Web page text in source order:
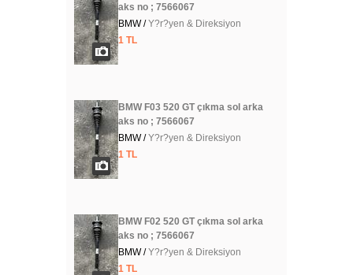
aks no ; 7566067
BMW /Y?r?yen & Direksiyon
1 TL
BMW F03 520 GT çıkma sol arka
aks no ; 7566067
BMW /Y?r?yen & Direksiyon
1 TL
BMW F02 520 GT çıkma sol arka
aks no ; 7566067
BMW /Y?r?yen & Direksiyon
1 TL